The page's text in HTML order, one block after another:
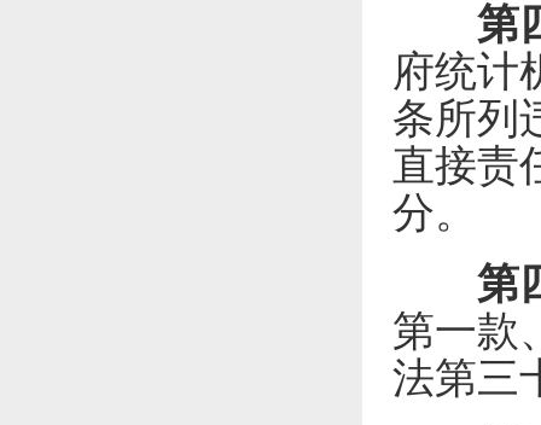
第
府统计
条所列
直接责
分。
第
第一款
法第三